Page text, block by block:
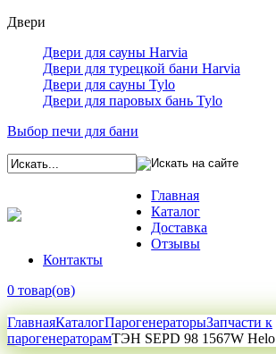
Двери
Двери для сауны Harvia
Двери для турецкой бани Harvia
Двери для сауны Tylo
Двери для паровых бань Tylo
Выбор печи для бани
Главная
Каталог
Доставка
Отзывы
Контакты
0 товар(ов)
ГлавнаяКаталогПарогенераторыЗапчасти к
парогенераторамТЭН SEPD 98 1567W Helo